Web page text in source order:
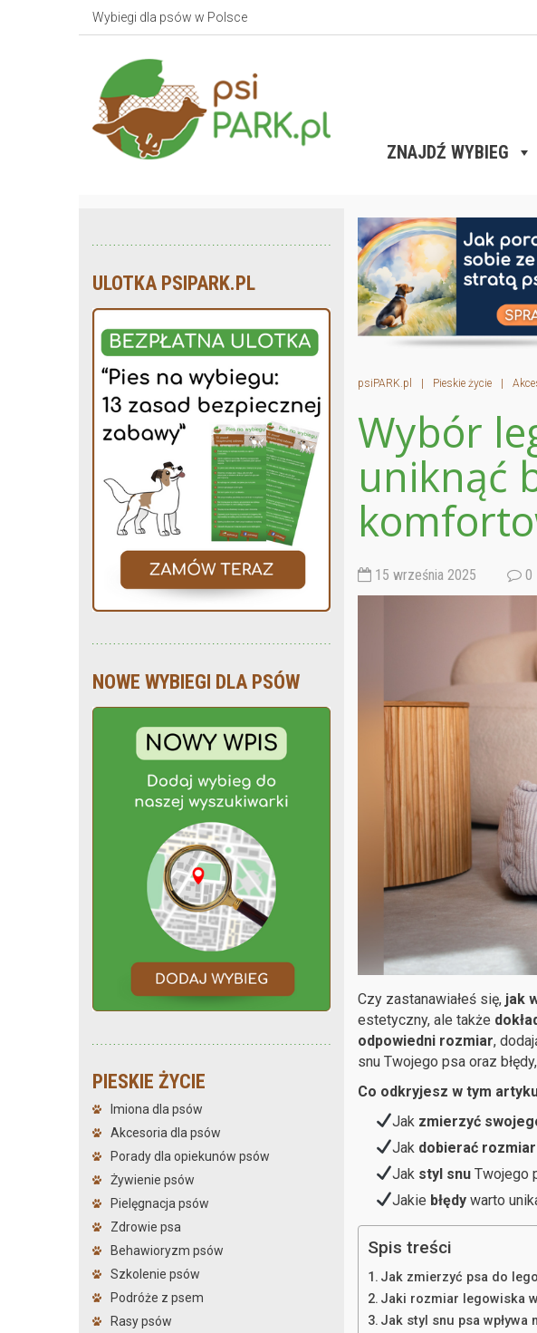
Wybiegi dla psów w Polsce
ZNAJDŹ WYBIEG
ULOTKA PSIPARK.PL
NOWE WYBIEGI DLA PSÓW
PIESKIE ŻYCIE
Imiona dla psów
Akcesoria dla psów
Porady dla opiekunów psów
Żywienie psów
Pielęgnacja psów
Zdrowie psa
Behawioryzm psów
Szkolenie psów
Podróże z psem
Rasy psów
psiPARK.pl Pieskie życie
Wybór
uniknąć
15 września 2025 0
Czy zastanawiałeś się, jak
estetyczny, ale także
odpowiedni rozmiar,
snu Twojego psa oraz
Co odkryjesz w tym
Jak zmierzyć
Jak dobierać rozmiar
Jak styl snuTwojego
Jakie błędywarto
Spis treści
Jak zmierzyć psa do
Jaki rozmiar legowiska
Jak styl snu psa wpływa